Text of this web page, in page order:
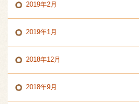
2019年2月
2019年1月
2018年12月
2018年9月